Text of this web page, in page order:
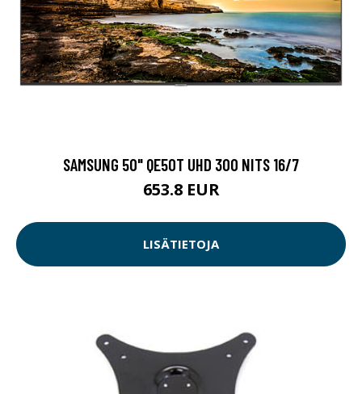
SAMSUNG 50" QE50T UHD 300 NITS 16/7
653.8 EUR
LISÄTIETOJA